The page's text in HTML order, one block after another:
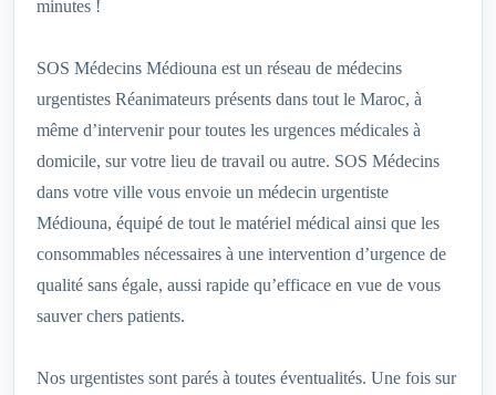
minutes !
SOS Médecins Médiouna est un réseau de médecins
urgentistes Réanimateurs présents dans tout le Maroc, à
même d’intervenir pour toutes les urgences médicales à
domicile, sur votre lieu de travail ou autre. SOS Médecins
dans votre ville vous envoie un médecin urgentiste
Médiouna, équipé de tout le matériel médical ainsi que les
consommables nécessaires à une intervention d’urgence de
qualité sans égale, aussi rapide qu’efficace en vue de vous
sauver chers patients.
Nos urgentistes sont parés à toutes éventualités. Une fois sur